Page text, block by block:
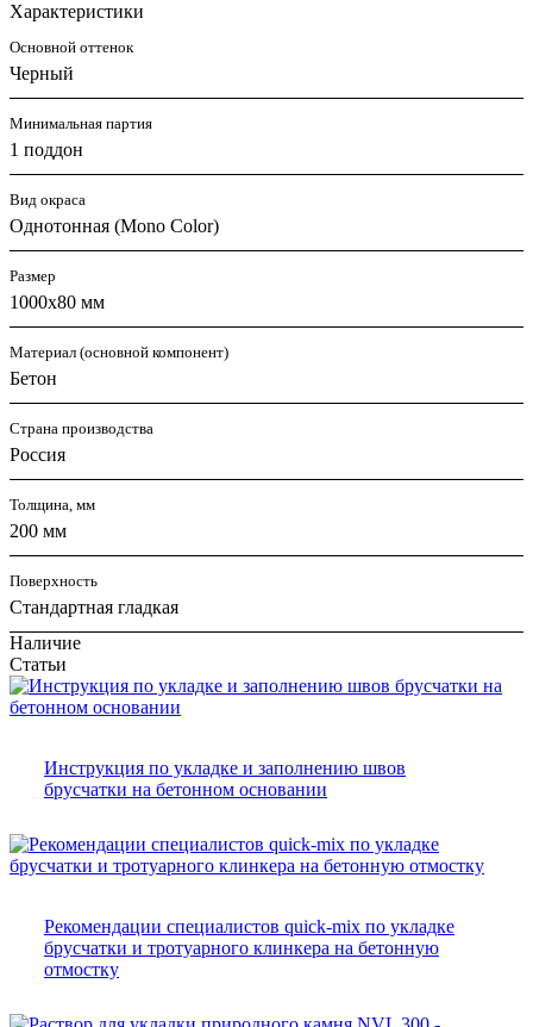
Характеристики
Основной оттенок
Черный
Минимальная партия
1 поддон
Вид окраса
Однотонная (Mono Color)
Размер
1000х80 мм
Материал (основной компонент)
Бетон
Страна производства
Россия
Толщина, мм
200 мм
Поверхность
Стандартная гладкая
Наличие
Статьи
Инструкция по укладке и заполнению швов
брусчатки на бетонном основании
Рекомендации специалистов quick-mix по укладке
брусчатки и тротуарного клинкера на бетонную
отмостку